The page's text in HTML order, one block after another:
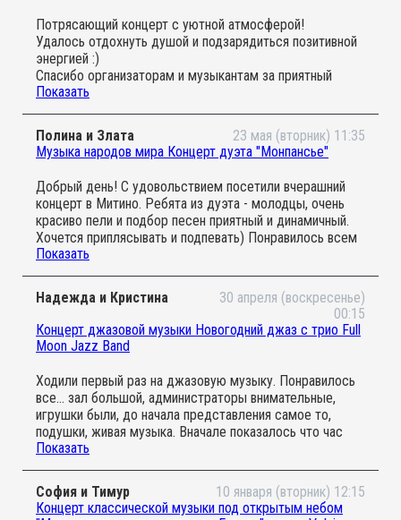
Потрясающий концерт с уютной атмосферой!
Удалось отдохнуть душой и подзарядиться позитивной
энергией :)
Спасибо организаторам и музыкантам за приятный
досуг и маленький праздник :)
Показать
Полина и Злата
23 мая (вторник) 11:35
Музыка народов мира Концерт дуэта "Монпансье"
Добрый день! С удовольствием посетили вчерашний
концерт в Митино. Ребята из дуэта - молодцы, очень
красиво пели и подбор песен приятный и динамичный.
Хочется приплясывать и подпевать) Понравилось всем
без исключения - и маме , и бабушке, и конечно
доченьке. Мы первый раз на таком мероприятии, дочка
была очень активной, заинтересованной. Очень приятно,
что концерт интерактивен, и по завершении можно
потрогать все инструменты и реквизит. В общем и
целом - здорово. Хочется повторить и посетить другие
концерты и спектакли. Так скорее всего и поступим))
Еще раз всем спасибо за отличные впечатления!!
Показать
Надежда и Кристина
30 апреля (воскресенье)
00:15
Концерт джазовой музыки Новогодний джаз с трио Full
Moon Jazz Band
Ходили первый раз на джазовую музыку. Понравилось
все... зал большой, администраторы внимательные,
игрушки были, до начала представления самое то,
подушки, живая музыка. Вначале показалось что час
это очень мало, но оказалось, что с детьми это в
самый раз. А про музыку могу сказать только что с
самого начала все было подобрано очень грамотно,
старые известные мелодии вперемешку веселые с
Показать
София и Тимур
10 января (вторник) 12:15
Концерт классической музыки под открытым небом